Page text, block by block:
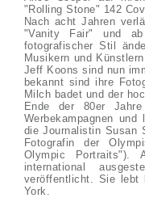
"Rolling Stone" 142
Nach acht Jahren
"Vanity Fair" und
fotografischer Stil
Musikern und
Jeff Koons sind nun
bekannt sind ihre
Milch badet und der
Ende der 80er
Werbekampagnen
die Journalistin Susan
Fotografin der
Olympic Portraits").
international
veröffentlicht. Sie lebt
York.